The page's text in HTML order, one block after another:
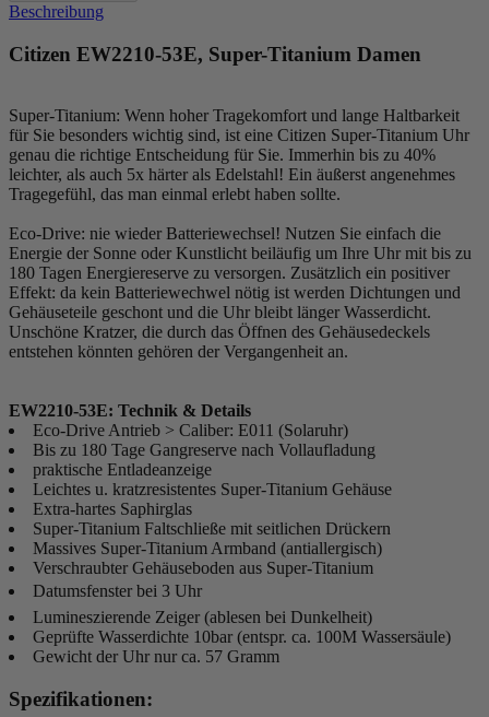
Beschreibung
Citizen EW2210-53E, Super-Titanium Damen
Super-Titanium: Wenn hoher Tragekomfort und lange Haltbarkeit
für Sie besonders wichtig sind, ist eine Citizen Super-Titanium Uhr
genau die richtige Entscheidung für Sie. Immerhin bis zu 40%
leichter, als auch 5x härter als Edelstahl! Ein äußerst angenehmes
Tragegefühl, das man einmal erlebt haben sollte.
Eco-Drive: nie wieder Batteriewechsel! Nutzen Sie einfach die
Energie der Sonne oder Kunstlicht beiläufig um Ihre Uhr mit bis zu
180 Tagen Energiereserve zu versorgen. Zusätzlich ein positiver
Effekt: da kein Batteriewechwel nötig ist werden Dichtungen und
Gehäuseteile geschont und die Uhr bleibt länger Wasserdicht.
Unschöne Kratzer, die durch das Öffnen des Gehäusedeckels
entstehen könnten gehören der Vergangenheit an.
EW2210-53E: Technik & Details
Eco-Drive Antrieb > Caliber: E011 (Solaruhr)
Bis zu 180 Tage Gangreserve nach Vollaufladung
praktische Entladeanzeige
Leichtes u. kratzresistentes Super-Titanium Gehäuse
Extra-hartes Saphirglas
Super-Titanium Faltschließe mit seitlichen Drückern
Massives Super-Titanium Armband (antiallergisch)
Verschraubter Gehäuseboden aus Super-Titanium
Datumsfenster bei 3 Uhr
Lumineszierende Zeiger (ablesen bei Dunkelheit)
Geprüfte Wasserdichte 10bar (entspr. ca. 100M Wassersäule)
Gewicht der Uhr nur ca. 57 Gramm
Spezifikationen: